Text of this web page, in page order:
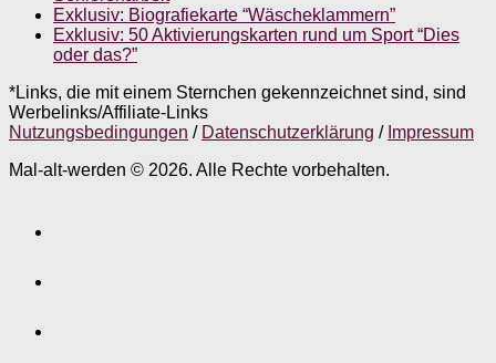
Exklusiv: Biografiekarte “Wäscheklammern”
Exklusiv: 50 Aktivierungskarten rund um Sport “Dies
oder das?”
*Links, die mit einem Sternchen gekennzeichnet sind, sind
Werbelinks/Affiliate-Links
Nutzungsbedingungen / Datenschutzerklärung / Impressum
Mal-alt-werden © 2026. Alle Rechte vorbehalten.